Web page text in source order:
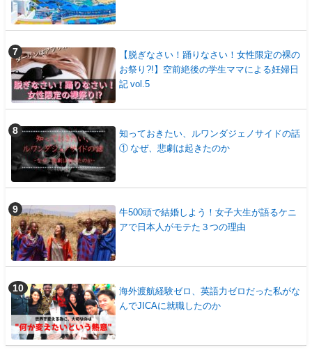
【脱ぎなさい！踊りなさい！女性限定の裸の
お祭り?!】空前絶後の学生ママによる妊婦日
記 vol.5
知っておきたい、ルワンダジェノサイドの話
① なぜ、悲劇は起きたのか
牛500頭で結婚しよう！女子大生が語るケニ
アで日本人がモテた３つの理由
海外渡航経験ゼロ、英語力ゼロだった私がな
んでJICAに就職したのか